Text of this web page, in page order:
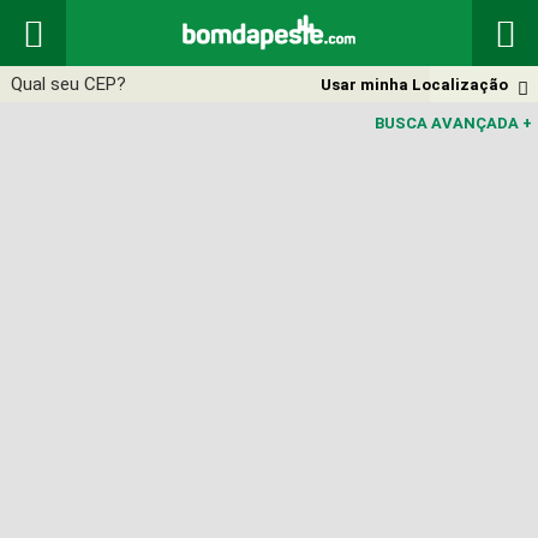
 

Usar minha Localização
BUSCA AVANÇADA +